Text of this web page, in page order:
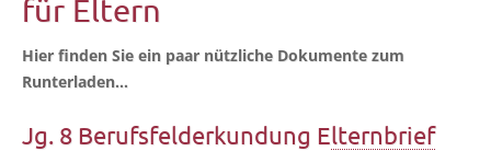
für Eltern
Hier fin­den Sie ein paar nütz­li­che Doku­men­te zum
Runterladen…
Jg. 8 Berufsfelderkundung Elternbrief